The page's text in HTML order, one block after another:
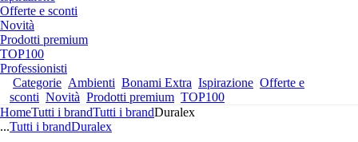
Offerte e sconti
Novità
Prodotti premium
TOP100
Professionisti
Categorie Ambienti Bonami Extra Ispirazione Offerte e
sconti Novità Prodotti premium TOP100
HomeTutti i brandTutti i brandDuralex
...Tutti i brandDuralex